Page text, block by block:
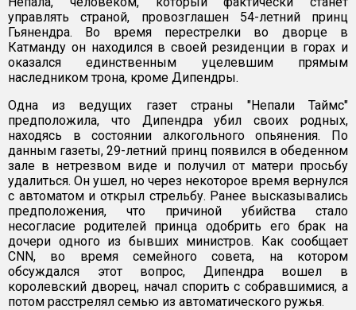
управлять страной, провозглашен 54-летний принц
Гьянендра. Во время перестрелки во дворце в
Катманду он находился в своей резиденции в горах и
оказался единственным уцелевшим прямым
наследником трона, кроме Дипендры.
Одна из ведущих газет страны "Непали Таймс"
предположила, что Дипендра убил своих родных,
находясь в состоянии алкогольного опьянения. По
данным газеты, 29-летний принц появился в обеденном
зале в нетрезвом виде и получил от матери просьбу
удалиться. Он ушел, но через некоторое время вернулся
с автоматом и открыл стрельбу. Ранее высказывались
предположения, что причиной убийства стало
несогласие родителей принца одобрить его брак на
дочери одного из бывших министров. Как сообщает
CNN, во время семейного совета, на котором
обсуждался этот вопрос, Дипендра вошел в
королевский дворец, начал спорить с собравшимися, а
потом расстрелял семью из автоматического ружья.